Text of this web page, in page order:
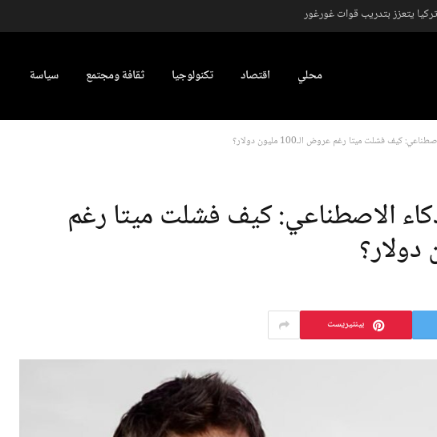
يتعزز بتدريب قوات غورغور
محلي اقتصاد تكنولوجيا ثقافة ومجتمع سياسة
كيف فشلت ميتا رغم عروض الـ100 مليون دولار؟
الاصطناعي: كيف فشلت ميتا رغم
بينتيريست